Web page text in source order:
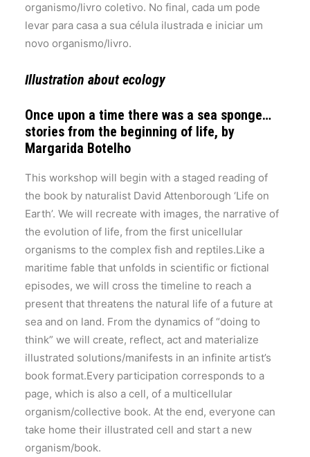
organismo/livro coletivo. No final, cada um pode
levar para casa a sua célula ilustrada e iniciar um
novo organismo/livro.
Illustration about ecology
Once upon a time there was a sea sponge…
stories from the beginning of life, by
Margarida Botelho
This workshop will begin with a staged reading of
the book by naturalist David Attenborough ‘Life on
Earth’. We will recreate with images, the narrative of
the evolution of life, from the first unicellular
organisms to the complex fish and reptiles.Like a
maritime fable that unfolds in scientific or fictional
episodes, we will cross the timeline to reach a
present that threatens the natural life of a future at
sea and on land. From the dynamics of “doing to
think” we will create, reflect, act and materialize
illustrated solutions/manifests in an infinite artist’s
book format.Every participation corresponds to a
page, which is also a cell, of a multicellular
organism/collective book. At the end, everyone can
take home their illustrated cell and start a new
organism/book.